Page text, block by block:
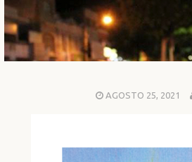
AGOSTO 25, 2021